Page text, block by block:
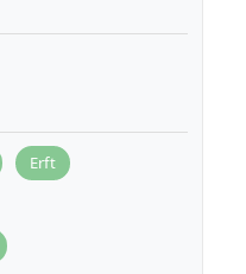
Erft